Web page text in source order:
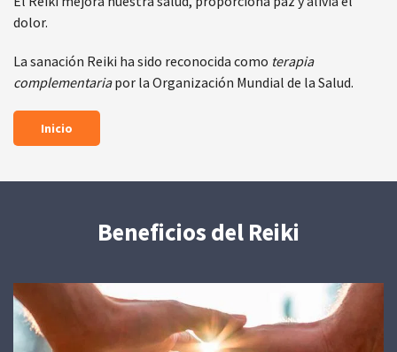
dolor.
La sanación Reiki ha sido reconocida como terapia
complementariapor la Organización Mundial de la Salud.
Inicio
Beneficios del Reiki